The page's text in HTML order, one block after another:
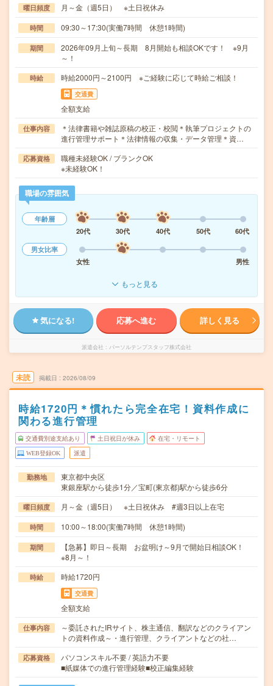
曜日頻度 月～金（週5日） ※土日祝休み
時間 09:30～17:30(実働7時間 休憩1時間)
期間
2026年09月上旬～長期 8月開始も相談OKです！ ※9月
～！
時給 時給2000円～2100円 ※ご経験に応じて時給ご相談！
交通費
全額支給
仕事内容
＊法律書籍や雑誌原稿の校正・校閲＊執筆プロジェクトの
進行管理サポート＊法律情報の収集・データ管理＊資…
応募資格
職種未経験OK / ブランクOK
※未経験OK！
職場の雰囲気
年齢層
20代
30代 40代 50代
60代
男女比率
女性
男性
もっと見る
気になる! 応募へ進む 詳しく見る
派遣会社 パーソルテンプスタッフ株式会社
未読 掲載日 2026/08/09
時給1720円＊慣れたら完全在宅！資料作成に
関わる進行管理
交通費別途支給あり 土日祝日が休み 在宅・リモート
WEB登録OK 派遣
勤務地
東京都中央区
東銀座駅から徒歩1分／宝町(東京都)駅から徒歩6分
曜日頻度 月～金（週5日） ※土日祝休み #週3日以上在宅
時間 10:00～18:00(実働7時間 休憩1時間)
期間
【急募】即日～長期 お盆明け～9月で開始日相談OK！
※8月～！
時給 時給1720円
交通費
全額支給
仕事内容
～委託されたIRサイト、株主通信、翻訳などのクライアン
トの資料作成～・進行管理、クライアントなどの社…
応募資格
パソコンスキル不要 / 英語力不要
■紙媒体での進行管理経験■校正編集経験